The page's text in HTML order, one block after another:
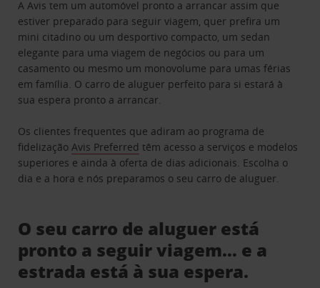
A Avis tem um automóvel pronto a arrancar assim que
estiver preparado para seguir viagem, quer prefira um
mini citadino ou um desportivo compacto, um sedan
elegante para uma viagem de negócios ou para um
casamento ou mesmo um monovolume para umas férias
em família. O carro de aluguer perfeito para si estará à
sua espera pronto a arrancar.
Os clientes frequentes que adiram ao programa de
fidelizaçãoAvis Preferred têm acesso a serviços e modelos
superiores e ainda à oferta de dias adicionais. Escolha o
dia e a hora e nós preparamos o seu carro de aluguer.
O seu carro de aluguer está
pronto a seguir viagem… e a
estrada está à sua espera.